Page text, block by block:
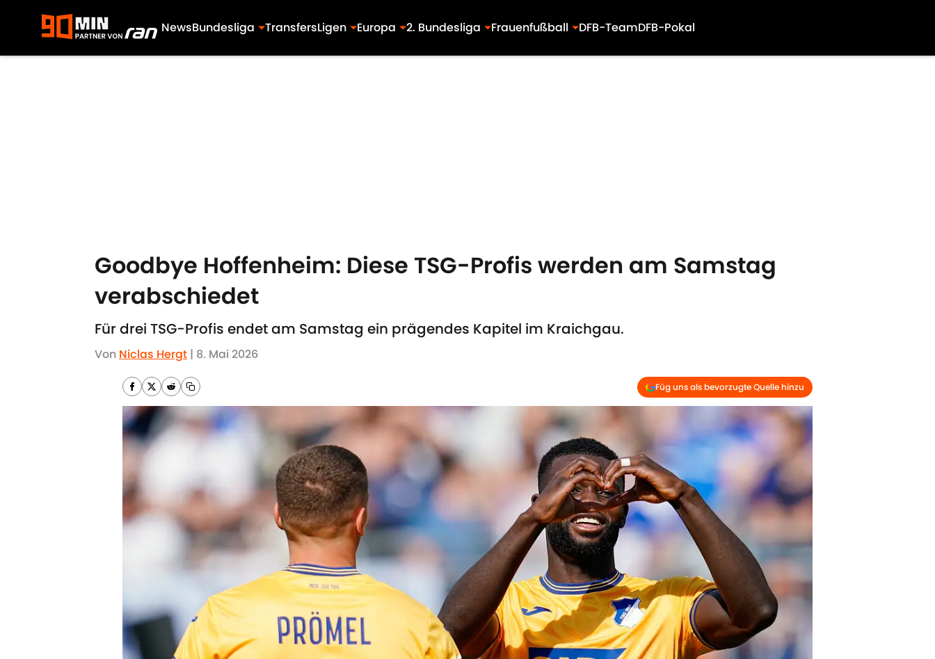
NewsBundesliga TransfersLigen Europa 2. Bundesliga Frauenfußball DFB-TeamDFB-Pokal
Goodbye Hoffenheim: Diese TSG-Profis werden am Samstag
verabschiedet
Für drei TSG-Profis endet am Samstag ein prägendes Kapitel im Kraichgau.
Von Niclas Hergt | 8. Mai 2026
Füg uns als bevorzugte Quelle hinzu